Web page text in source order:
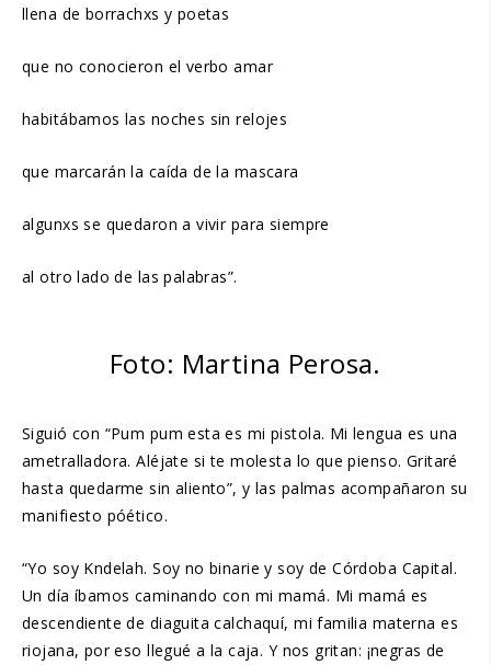
llena de borrachxs y poetas
que no conocieron el verbo amar
habitábamos las noches sin relojes
que marcarán la caída de la mascara
algunxs se quedaron a vivir para siempre
al otro lado de las palabras”.
Foto: Martina Perosa.
Siguió con “Pum pum esta es mi pistola. Mi lengua es una
ametralladora. Aléjate si te molesta lo que pienso. Gritaré
hasta quedarme sin aliento”, y las palmas acompañaron su
manifiesto póético.
“Yo soy Kndelah. Soy no binarie y soy de Córdoba Capital.
Un día íbamos caminando con mi mamá. Mi mamá es
descendiente de diaguita calchaquí, mi familia materna es
riojana, por eso llegué a la caja. Y nos gritan: ¡negras de